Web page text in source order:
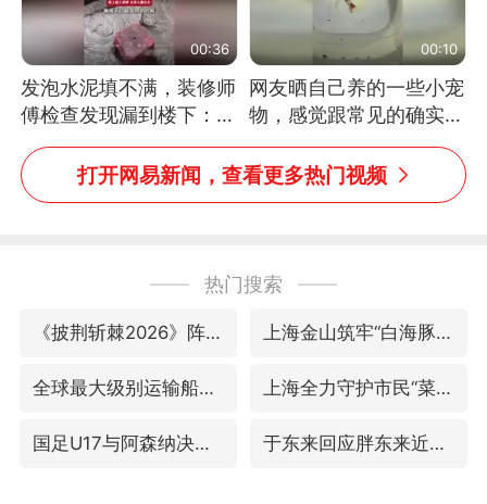
00:36
发泡水泥填不满，装修师
傅检查发现漏到楼下：出
风口未延伸到外墙
00:10
网友晒自己养的一些小宠
物，感觉跟常见的确实有
些不一样
打开网易新闻，查看更多热门视频
热门搜索
《披荆斩棘2026》阵容官宣 上海金山筑牢“白海豚”防汛屏障
全球最大级别运输船通过长江大桥 上海全力守护市民“菜篮子”
国足U17与阿森纳决赛取消 并列冠军 于东来回应胖东来近25年老店年底关闭